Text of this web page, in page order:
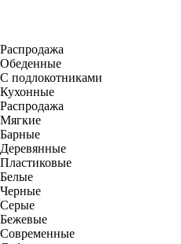
Распродажа
Обеденные
С подлокотниками
Кухонные
Распродажа
Мягкие
Барные
Деревянные
Пластиковые
Белые
Черные
Серые
Бежевые
Современные